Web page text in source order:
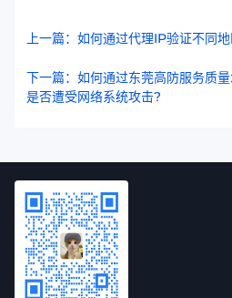
上一篇：如何通过代理IP验证不同
下一篇：如何通过东莞高防服务质
是否遭受网络系统攻击?